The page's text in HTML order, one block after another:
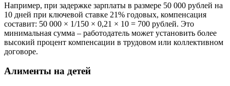
Например, при задержке зарплаты в размере 50 000 рублей на
10 дней при ключевой ставке 21% годовых, компенсация
составит: 50 000 × 1/150 × 0,21 × 10 = 700 рублей. Это
минимальная сумма – работодатель может установить более
высокий процент компенсации в трудовом или коллективном
договоре.
Алименты на детей